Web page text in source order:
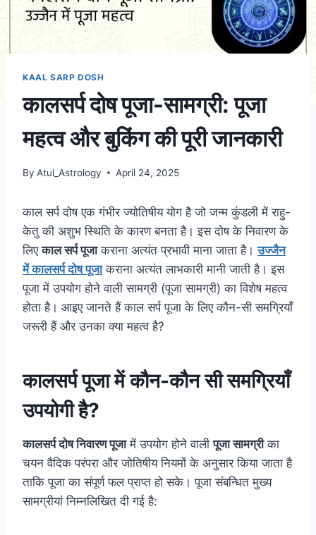
KAAL SARP DOSH
कालसर्प दोष पूजा-सामग्री: पूजा
महत्व और बुकिंग की पूरी जानकारी
By Atul_Astrology April 24, 2025
काल सर्प दोष एक गंभीर ज्योतिषीय योग है जो जन्म कुंडली में राहु-
केतु की अशुभ स्थिति के कारण बनता है। इस दोष के निवारण के
लिएकाल सर्प पूजाकराना अत्यंत प्रभावी माना जाता है।उज्जैन
में कालसर्प दोष पूजाकराना अत्यंत लाभकारी मानी जाती है। इस
पूजा में उपयोग होने वाली सामग्री (पूजा सामग्री) का विशेष महत्व
होता है। आइए जानते हैं काल सर्प पूजा के लिए कौन-सी समग्रियाँ
जरूरी हैं और उनका क्या महत्व है?
कालसर्प पूजा में कौन-कौन सी समग्रियाँ
उपयोगी है?
कालसर्प दोष निवारण पूजामें उपयोग होने वालीपूजा सामग्रीका
चयन वैदिक परंपरा और जोतिषीय नियमों के अनुसार किया जाता है
ताकि पूजा का संपूर्ण फल प्राप्त हो सके। पूजा संबन्धित मुख्य
सामग्रीयां निम्नलिखित दी गई है: